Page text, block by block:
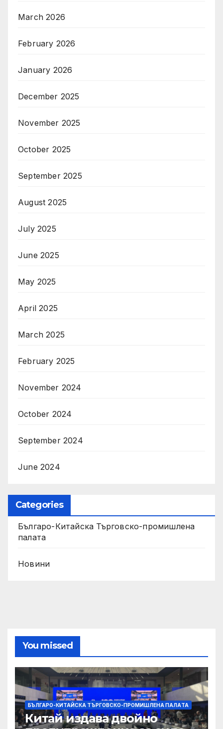
March 2026
February 2026
January 2026
December 2025
November 2025
October 2025
September 2025
August 2025
July 2025
June 2025
May 2025
April 2025
March 2025
February 2025
November 2024
October 2024
September 2024
June 2024
Categories
Българо-Китайска Търговско-промишлена
палaта
Новини
You missed
БЪЛГАРО-КИТАЙСКА ТЪРГОВСКО-ПРОМИШЛЕНА ПАЛAТА
Китай издава двойно